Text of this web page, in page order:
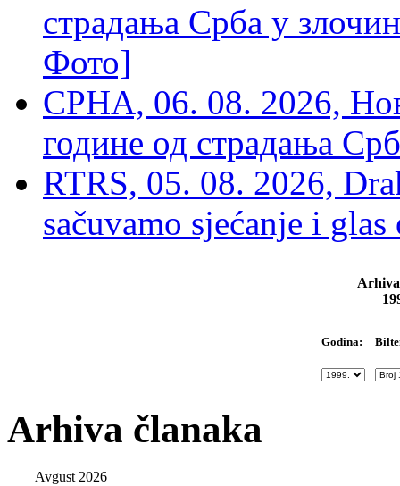
страдања Срба у
Фото]
СРНА, 06. 08. 2026,
године од страдања
RTRS, 05. 08. 2026,
sačuvamo sjećanje i
Godina:
Arhiva članaka
Avgust 2026